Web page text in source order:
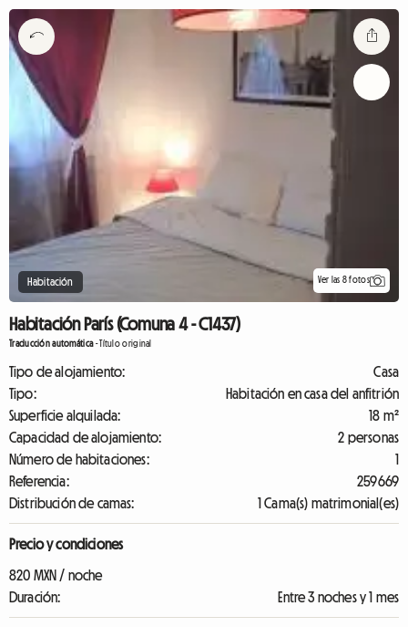
Habitación Ver las 8 fotos
Habitación París (Comuna 4 - C1437)
Traducción automática-Título original
Tipo de alojamiento:
Casa
Tipo:
Habitación en casa del anfitrión
Superficie alquilada:
18 m²
Capacidad de alojamiento:
2 personas
Número de habitaciones:
1
Referencia:
259669
Distribución de camas:
1 Cama(s) matrimonial(es)
Precio y condiciones
820 MXN / noche
Duración:
Entre 3 noches y 1 mes